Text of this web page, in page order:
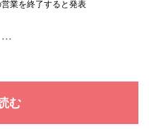
業を終了すると発表
む